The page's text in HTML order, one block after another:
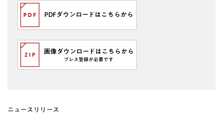
PDFダウンロードはこちらから
画像ダウンロードはこちらから
プレス登録が必要です
ニュースリリース